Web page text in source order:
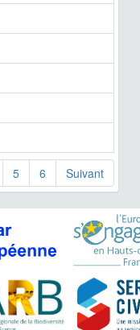
5 6 Suivant